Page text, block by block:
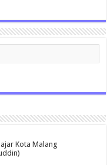
Kota Malang